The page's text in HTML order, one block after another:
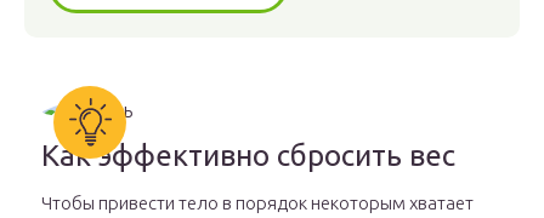
Как эффективно сбросить вес
Чтобы привести тело в порядок некоторым хватает